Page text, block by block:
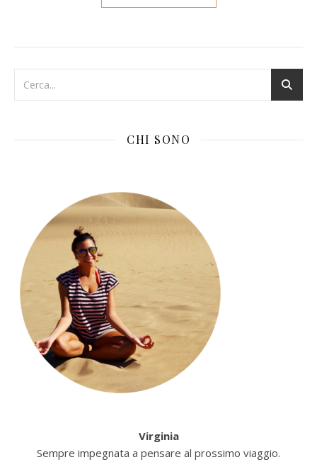
CHI SONO
Virginia
Sempre impegnata a pensare al prossimo viaggio.